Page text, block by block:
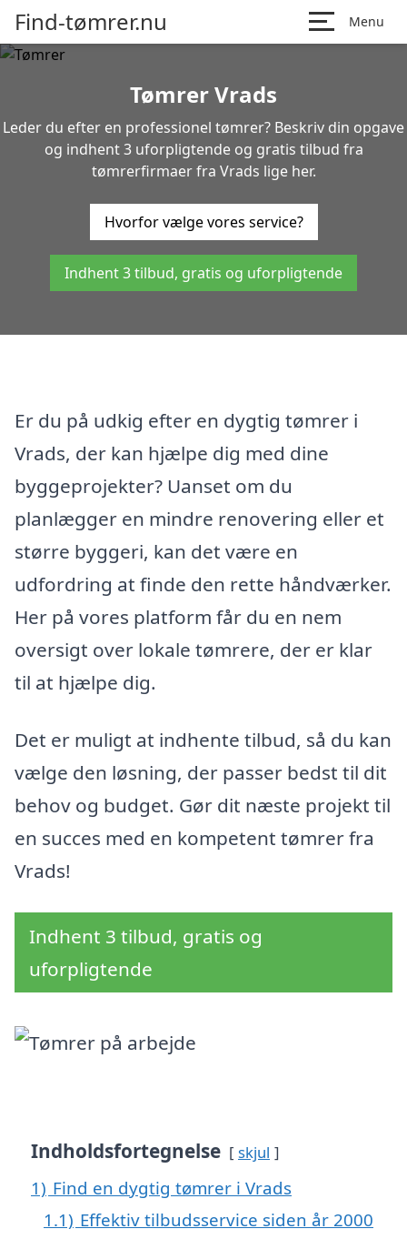
Find-tømrer.nu Menu
Tømrer Vrads
Leder du efter en professionel tømrer? Beskriv din opgave
og indhent 3 uforpligtende og gratis tilbud fra
tømrerfirmaer fra Vrads lige her.
Hvorfor vælge vores service?
Indhent 3 tilbud, gratis og uforpligtende
Er du på udkig efter en dygtig tømrer i
Vrads, der kan hjælpe dig med dine
byggeprojekter? Uanset om du
planlægger en mindre renovering eller et
større byggeri, kan det være en
udfordring at finde den rette håndværker.
Her på vores platform får du en nem
oversigt over lokale tømrere, der er klar
til at hjælpe dig.
Det er muligt at indhente tilbud, så du kan
vælge den løsning, der passer bedst til dit
behov og budget. Gør dit næste projekt til
en succes med en kompetent tømrer fra
Vrads!
Indhent 3 tilbud, gratis og
uforpligtende
Indholdsfortegnelse skjul
1) Find en dygtig tømrer i Vrads
1.1) Effektiv tilbudsservice siden år 2000